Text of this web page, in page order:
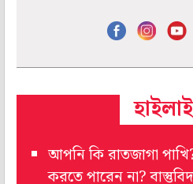
আপনি কি রাতজাগা
করতে পারেন না?